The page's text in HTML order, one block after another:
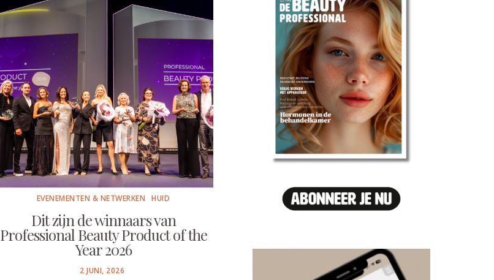
EVENEMENTEN & NETWERKEN HUID
Dit zijn de winnaars van
Professional Beauty Product of the
Year 2026
POSTED
2 JUNI, 2026